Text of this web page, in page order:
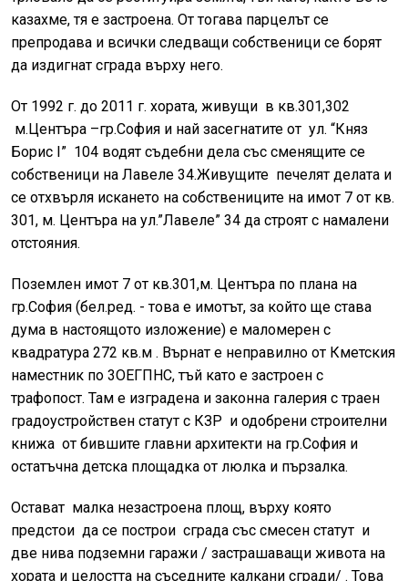
казахме, тя е застроена. От тогава парцелът се
препродава и всички следващи собственици се борят
да издигнат сграда върху него.
От 1992 г. до 2011 г. хората, живущи в кв.301,302
м.Центъра –гр.София и най засегнатите от ул. “Княз
Борис I” 104 водят съдебни дела със сменящите се
собственици на Лавеле 34.Живущите печелят делата и
се отхвърля искането на собствениците на имот 7 от кв.
301, м. Центъра на ул.”Лавеле” 34 да строят с намалени
отстояния.
Поземлен имот 7 от кв.301,м. Центъра по плана на
гр.София (бел.ред. - това е имотът, за който ще става
дума в настоящото изложение) е маломерен с
квадратура 272 кв.м . Върнат е неправилно от Кметския
наместник по 3ОЕГПHC, тъй като е застроен с
трафопост. Там е изградена и законна галерия с траен
градоустройствен статут с КЗР и одобрени строителни
книжа от бившите главни архитекти на гр.София и
остатъчна детска площадка от люлка и пързалка.
Остават малка незастроена площ, върху която
предстои да се построи сграда със смесен статут и
две нива подземни гаражи / застрашаващи живота на
хората и целостта на съседните калкани сгради/ . Това